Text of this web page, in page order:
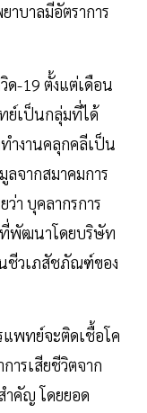
าบาลมีอัตราการ
ด-19 ตั้งแต่เดือน
ย์เป็นกลุ่มที่ได้
ำงานคลุกคลีเป็น
จากสมาคมการ
า บุคลากรการ
พัฒนาโดยบริษัท
ชีวเภสัชภัณฑ์ของ
แพทย์จะติดเชื้อโค
ารเสียชีวิตจาก
ำคัญ โดยยอด